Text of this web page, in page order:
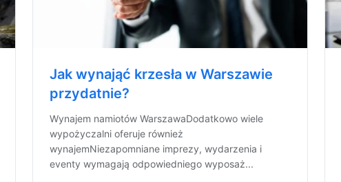
Jak wynająć krzesła w Warszawie
przydatnie?
Wynajem namiotów WarszawaDodatkowo wiele
wypożyczalni oferuje również
wynajemNiezapomniane imprezy, wydarzenia i
eventy wymagają odpowiedniego wyposaż...